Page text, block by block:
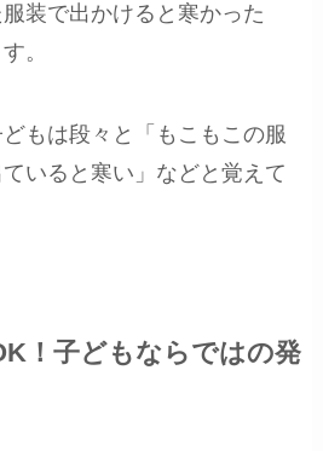
装で出かけると寒かった
。
もは段々と「もこもこの服
いると寒い」などと覚えて
！子どもならではの発